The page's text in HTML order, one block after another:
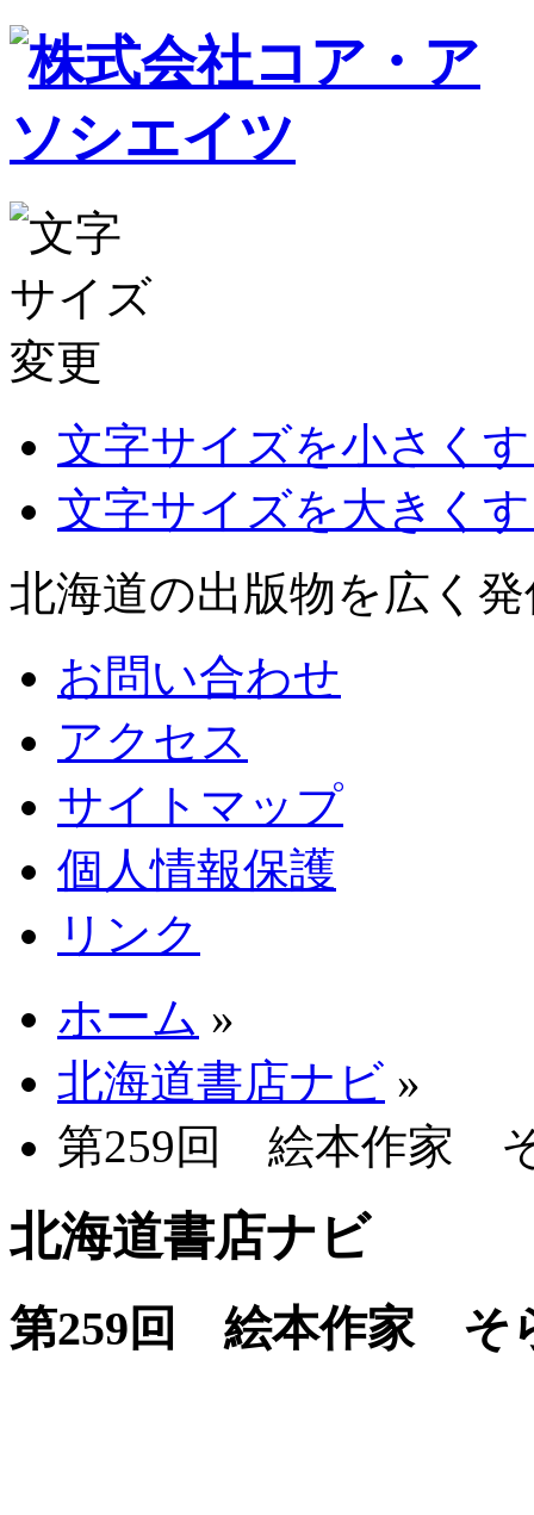
文字サイズを小さく
文字サイズを大きく
北海道の出版物を広く
お問い合わせ
アクセス
サイトマップ
個人情報保護
リンク
ホーム »
北海道書店ナビ »
第259回 絵本作家
北海道書店ナビ
第259回 絵本作家 そ